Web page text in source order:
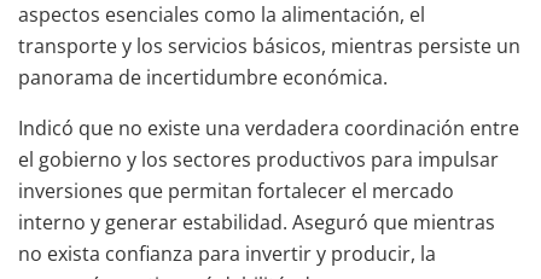
aspectos esenciales como la alimentación, el
transporte y los servicios básicos, mientras persiste un
panorama de incertidumbre económica.
Indicó que no existe una verdadera coordinación entre
el gobierno y los sectores productivos para impulsar
inversiones que permitan fortalecer el mercado
interno y generar estabilidad. Aseguró que mientras
no exista confianza para invertir y producir, la